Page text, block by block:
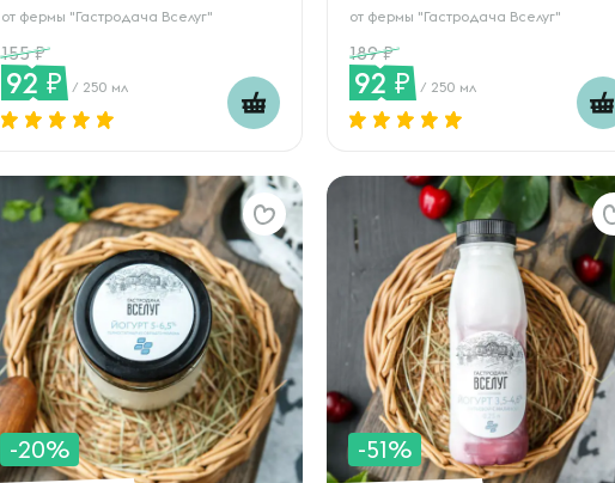
от фермы "Гастродача Вселуг"
155
92 / 250 мл
от фермы "Гастродача Вселуг"
189
92 / 250 мл
-20% -51%